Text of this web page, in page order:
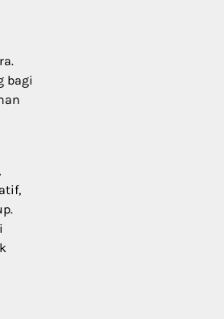
bagi